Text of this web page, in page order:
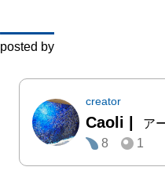
posted by
creator
Caoli |
ア
8
1